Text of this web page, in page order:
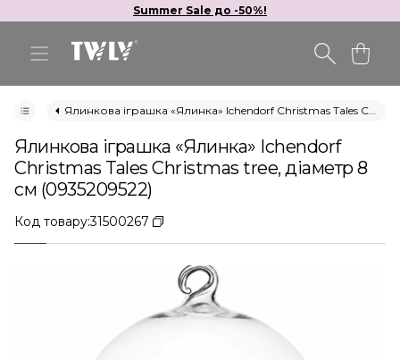
Summer Sale до -50%!
Ялинкова іграшка «Ялинка» Ichendorf Christmas Tales Christmas tree, діаметр 8 см (0935209522)
Ялинкова іграшка «Ялинка» Ichendorf
Christmas Tales Christmas tree, діаметр 8
см (0935209522)
Код товару:31500267